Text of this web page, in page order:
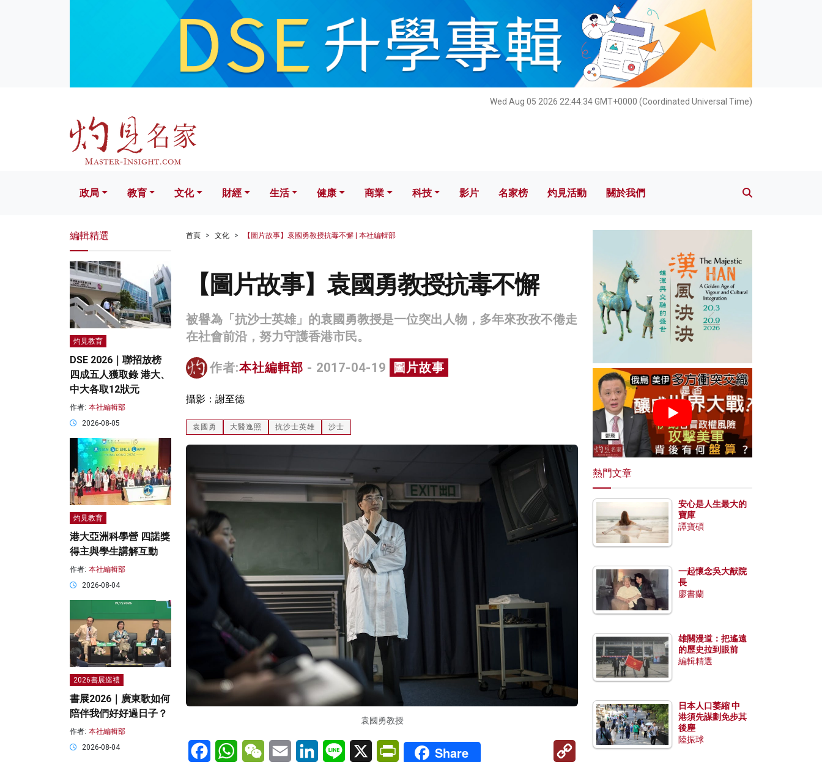
Wed Aug 05 2026 22:44:35 GMT+0000 (Coordinated Universal Time)
文化 財經 生活 健康 科技 影片 名家榜 灼見活動 關於我們
政局 教育 文化 財經 生活 健康 商業 科技 影片 名家榜 灼見活動 關於我們
首頁 文化 【圖片故事】袁國勇教授抗毒不懈 | 本社編輯部
【圖片故事】袁國勇教授抗毒不懈
被譽為「抗沙士英雄」的袁國勇教授是一位突出人物，多年來孜孜不倦走
在社會前沿，努力守護香港市民。
作者:本社編輯部 - 2017-04-19 圖片故事
攝影：謝至德
袁國勇 大醫逸照 抗沙士英雄 沙士
袁國勇教授
FacebookWhatsAppWeChatEmail LinkedInLine X PrintFriendly
Share
Copy
編輯精選
灼見教育
DSE 2026｜聯招放榜
四成五人獲取錄 港大、
中大各取12狀元
作者: 本社編輯部
2026-08-05
灼見教育
港大亞洲科學營 四諾獎
得主與學生講解互動
作者: 本社編輯部
2026-08-04
2026書展巡禮
書展2026｜廣東歌如何
陪伴我們好好過日子？
作者: 本社編輯部
2026-08-04
熱門文章
安心是人生最大的
寶庫
譚寶碩
一起懷念吳大猷院
長
廖書蘭
雄關漫道：把遙遠
的歷史拉到眼前
編輯精選
日本人口萎縮 中
港須先謀劃免步其
後塵
陸振球